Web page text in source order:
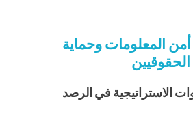
أمن المعلومات وحماية
الاستراتيجية في الرصد